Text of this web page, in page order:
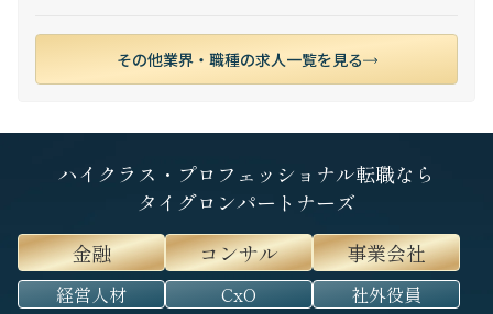
その他業界・職種の求人一覧を見る
ハイクラス・プロフェッショナル転職なら
タイグロンパートナーズ
金融
コンサル 事業会社
経営人材 CxO 社外役員